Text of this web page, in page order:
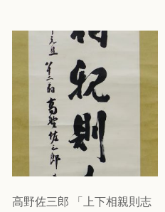
高野佐三郎 「上下相親則志